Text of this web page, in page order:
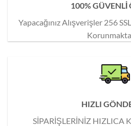
100% GÜVENLİ
Yapacağınız Alışverişler 256
HIZLI
SİPARİŞLERİNİZ HIZLICA